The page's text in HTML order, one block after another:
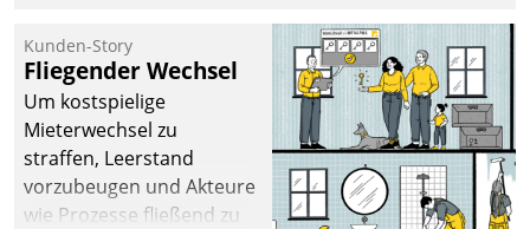
Kunden-Story
Fliegender Wechsel
Um kostspielige
Mieterwechsel zu
straffen, Leerstand
vorzubeugen und Akteure
wie Prozesse fließend zu